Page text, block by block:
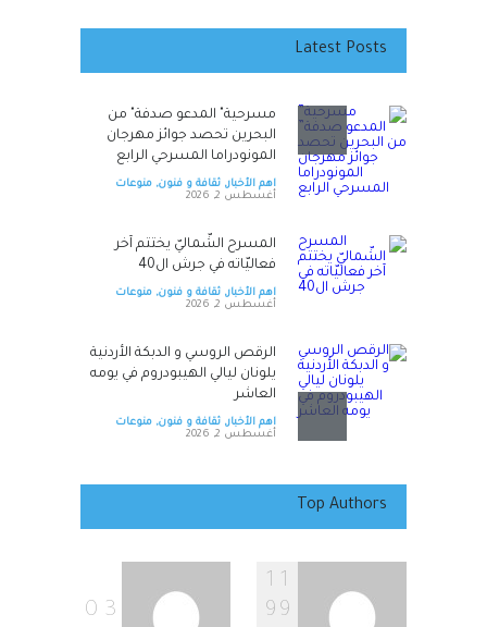
Latest Posts
مسرحية" المدعو صدفة" من
البحرين تحصد جوائز مهرجان
المونودراما المسرحي الرابع
اهم الأخبار, ثقافة و فنون, منوعات
أغسطس 2, 2026
المسرح الشّماليّ يختتم آخر
فعاليّاته في جرش ال40
اهم الأخبار, ثقافة و فنون, منوعات
أغسطس 2, 2026
الرقص الروسي و الدبكة الأردنية
يلونان ليالي الهيبودروم في يومه
العاشر
اهم الأخبار, ثقافة و فنون, منوعات
أغسطس 2, 2026
الحسنات والعياصرة يصنعان
أغسطس 2, 2026
صدور كتاب “الشيخ والقرية”
Top Authors
1
1
9
9
3
0